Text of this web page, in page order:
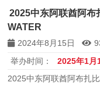
的Tokyo Big Sight隆重
冲压技术...
2025中东阿联酋阿布
WATER
2024年8月15日
举办时间：
2025年1月
2025中东阿联酋阿布扎